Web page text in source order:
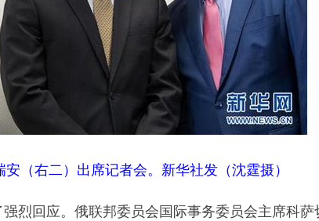
（右二）出席记者会。新华社发（沈霆摄）
回应。俄联邦委员会国际事务委员会主席科萨